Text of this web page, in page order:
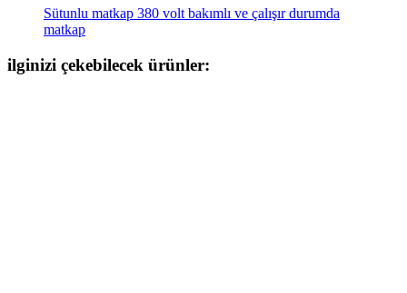
Sütunlu matkap 380 volt bakımlı ve çalışır durumda
matkap
ilginizi çekebilecek ürünler: